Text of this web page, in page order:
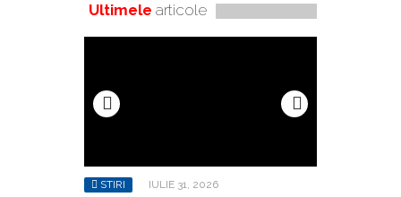
Ultimele articole
STIRI IULIE 31, 2026